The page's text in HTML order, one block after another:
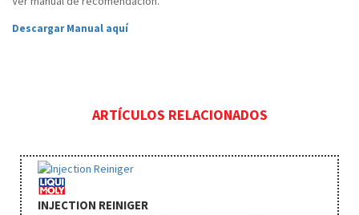
Descargar Manual aquí
ARTÍCULOS RELACIONADOS
INJECTION REINIGER